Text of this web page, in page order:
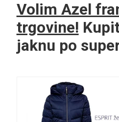
Volim Azel
trgovine!
jaknu po